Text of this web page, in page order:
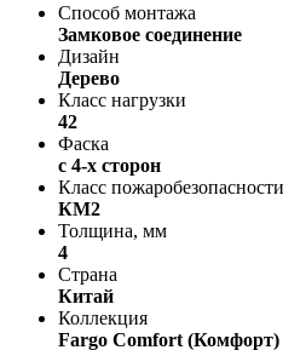
Способ монтажа
Замковое соединение
Дизайн
Дерево
Класс нагрузки
42
Фаска
с 4-х сторон
Класс пожаробезопасности
КМ2
Толщина, мм
4
Страна
Китай
Коллекция
Fargo Comfort (Комфорт)